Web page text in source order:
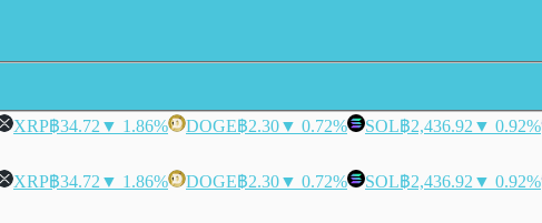
XRP฿34.72 ▼ 1.86% DOGE฿2.30▼ 0.72% SOL฿2,436.92 ▼ 0.92%
XRP฿34.72 ▼ 1.86% DOGE฿2.30▼ 0.72% SOL฿2,436.92 ▼ 0.92%